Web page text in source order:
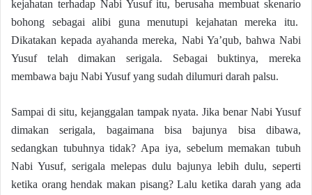
kejahatan terhadap Nabi Yusuf itu, berusaha membuat skenario
bohong sebagai alibi guna menutupi kejahatan mereka itu.
Dikatakan kepada ayahanda mereka, Nabi Ya’qub, bahwa Nabi
Yusuf telah dimakan serigala. Sebagai buktinya, mereka
membawa baju Nabi Yusuf yang sudah dilumuri darah palsu.
Sampai di situ, kejanggalan tampak nyata. Jika benar Nabi Yusuf
dimakan serigala, bagaimana bisa bajunya bisa dibawa,
sedangkan tubuhnya tidak? Apa iya, sebelum memakan tubuh
Nabi Yusuf, serigala melepas dulu bajunya lebih dulu, seperti
ketika orang hendak makan pisang? Lalu ketika darah yang ada